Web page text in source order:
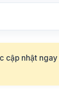
cập nhật